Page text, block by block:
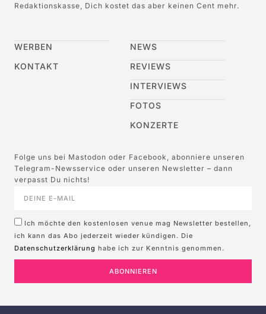
Redaktionskasse, Dich kostet das aber keinen Cent mehr.
WERBEN
KONTAKT
NEWS
REVIEWS
INTERVIEWS
FOTOS
KONZERTE
Folge uns bei Mastodon oder Facebook, abonniere unseren
Telegram-Newsservice oder unseren Newsletter – dann
verpasst Du nichts!
Ich möchte den kostenlosen venue mag Newsletter bestellen,
ich kann das Abo jederzeit wieder kündigen. Die
Datenschutzerklärung habe ich zur Kenntnis genommen.
ABONNIEREN